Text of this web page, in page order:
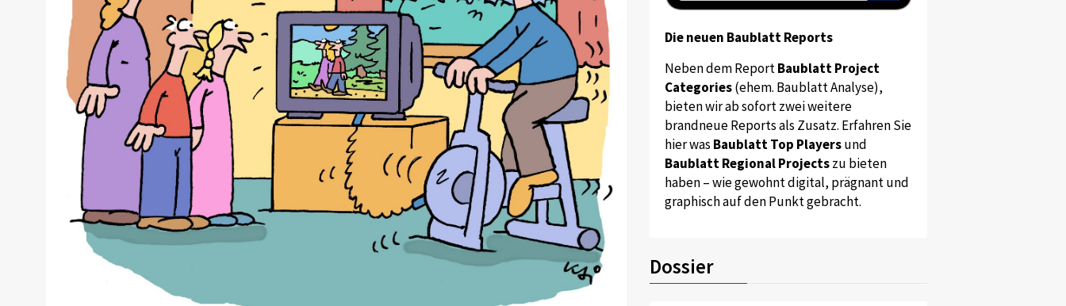
Die neuen Baublatt Reports
Neben dem ReportBaublatt Project
Categories(ehem. Baublatt Analyse),
bieten wir ab sofort zwei weitere
brandneue Reports als Zusatz. Erfahren Sie
hier was Baublatt Top Playersund
Baublatt Regional Projectszu bieten
haben – wie gewohnt digital, prägnant und
graphisch auf den Punkt gebracht.
Dossier